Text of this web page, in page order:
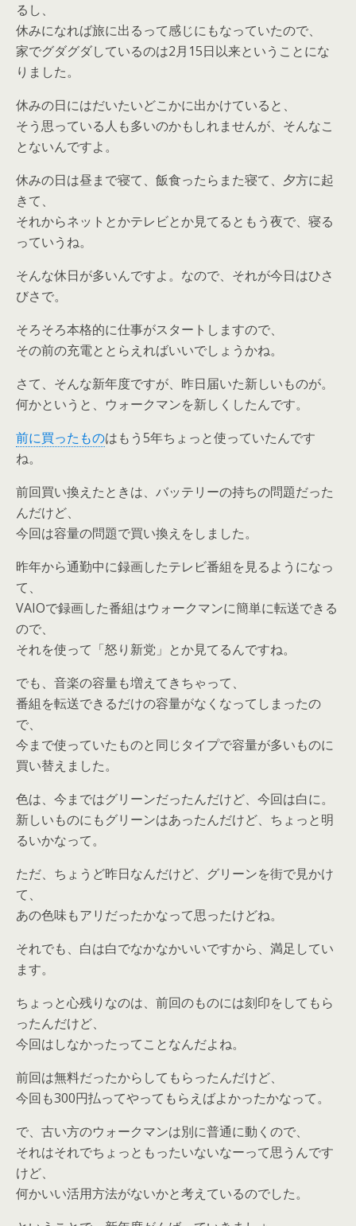
るし、
休みになれば旅に出るって感じにもなっていたので、
家でグダグダしているのは2月15日以来ということにな
りました。
休みの日にはだいたいどこかに出かけていると、
そう思っている人も多いのかもしれませんが、そんなこ
とないんですよ。
休みの日は昼まで寝て、飯食ったらまた寝て、夕方に起
きて、
それからネットとかテレビとか見てるともう夜で、寝る
っていうね。
そんな休日が多いんですよ。なので、それが今日はひさ
びさで。
そろそろ本格的に仕事がスタートしますので、
その前の充電ととらえればいいでしょうかね。
さて、そんな新年度ですが、昨日届いた新しいものが。
何かというと、ウォークマンを新しくしたんです。
前に買ったものはもう5年ちょっと使っていたんです
ね。
前回買い換えたときは、バッテリーの持ちの問題だった
んだけど、
今回は容量の問題で買い換えをしました。
昨年から通勤中に録画したテレビ番組を見るようになっ
て、
VAIOで録画した番組はウォークマンに簡単に転送できる
ので、
それを使って「怒り新党」とか見てるんですね。
でも、音楽の容量も増えてきちゃって、
番組を転送できるだけの容量がなくなってしまったの
で、
今まで使っていたものと同じタイプで容量が多いものに
買い替えました。
色は、今まではグリーンだったんだけど、今回は白に。
新しいものにもグリーンはあったんだけど、ちょっと明
るいかなって。
ただ、ちょうど昨日なんだけど、グリーンを街で見かけ
て、
あの色味もアリだったかなって思ったけどね。
それでも、白は白でなかなかいいですから、満足してい
ます。
ちょっと心残りなのは、前回のものには刻印をしてもら
ったんだけど、
今回はしなかったってことなんだよね。
前回は無料だったからしてもらったんだけど、
今回も300円払ってやってもらえばよかったかなって。
で、古い方のウォークマンは別に普通に動くので、
それはそれでちょっともったいないなーって思うんです
けど、
何かいい活用方法がないかと考えているのでした。